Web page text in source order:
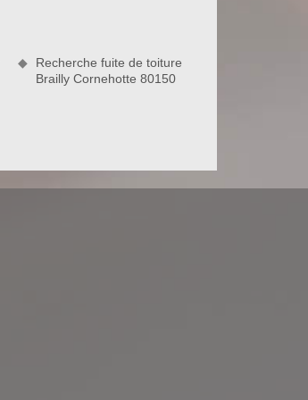
Recherche fuite de toiture
Brailly Cornehotte 80150